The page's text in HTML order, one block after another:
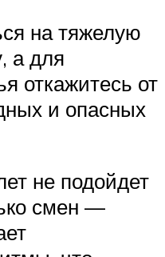
на тяжелую
а для
откажитесь от
и опасных
не подойдет
смен —